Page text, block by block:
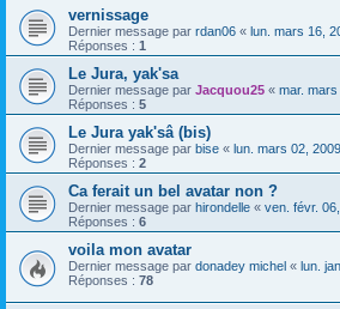
vernissage
Dernier message par rdan06 « lun. mars 16,
Réponses : 1
Le Jura, yak'sa
Dernier message par Jacquou25 « mar.
Réponses : 5
Le Jura yak'sâ (bis)
Dernier message par bise « lun. mars 02,
Réponses : 2
Ca ferait un bel avatar non ?
Dernier message par hirondelle « ven. févr.
Réponses : 6
voila mon avatar
Dernier message par donadey michel « lun.
Réponses : 78